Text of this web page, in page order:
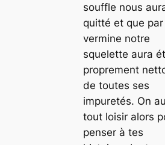
souffle nous
quitté et que par
vermine notre
squelette aura
proprement
de toutes ses
impuretés. On
tout loisir alors
penser à tes